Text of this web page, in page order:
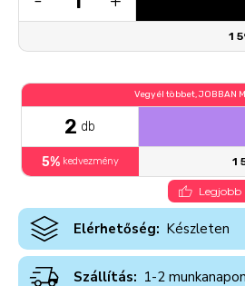
1
Vegyél többet, JOBBAN
2 db
5% kedvezmény 1
Legjobb
Elérhetőség: Készleten
Szállítás: 1-2